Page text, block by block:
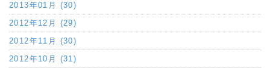
2013年01月 (30)
2012年12月 (29)
2012年11月 (30)
2012年10月 (31)